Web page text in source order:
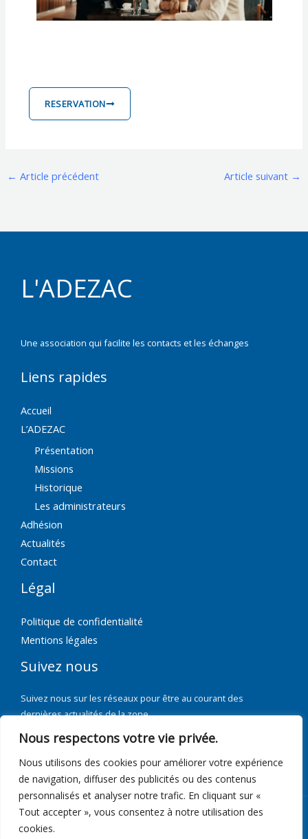
Nous respectons votre vie privée.
Nous utilisons des cookies pour améliorer votre expérience
de navigation, diffuser des publicités ou des contenus
personnalisés et analyser notre trafic. En cliquant sur «
Tout accepter », vous consentez à notre utilisation des
cookies.
RESERVATION
← Article précédent Article suivant →
L'ADEZAC
Une association qui facilite les contacts et les échanges
Liens rapides
Accueil
L’ADEZAC
Présentation
Missions
Historique
Les administrateurs
Adhésion
Actualités
Contact
Légal
Politique de confidentialité
Mentions légales
Suivez nous
Suivez nous sur les réseaux pour être au courant des
dernières actualités de la zone.